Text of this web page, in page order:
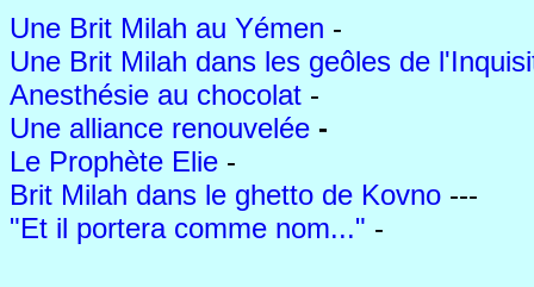
Une Brit Milah au Yémen -
Une Brit Milah dans les geôles de
Anesthésie au chocolat -
Une alliance renouvelée -
Le Prophète Elie -
Brit Milah dans le ghetto de Kovno ---
"Et il portera comme nom..." -